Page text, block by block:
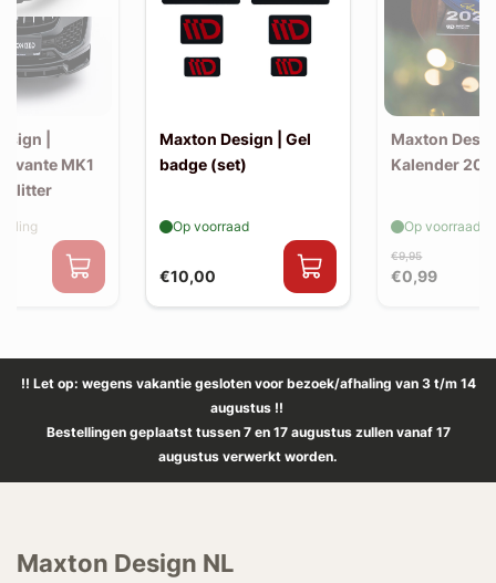
|
MK1
Maxton Design | Gel
badge (set)
€10,00
Op voorraad
Maxton
Kalender
€9,95
€0,99
Op voorraad
!! Let op: wegens vakantie gesloten voor bezoek/afhaling van 3 t/m 14
augustus !!
Bestellingen geplaatst tussen 7 en 17 augustus zullen vanaf 17
augustus verwerkt worden.
Maxton Design NL